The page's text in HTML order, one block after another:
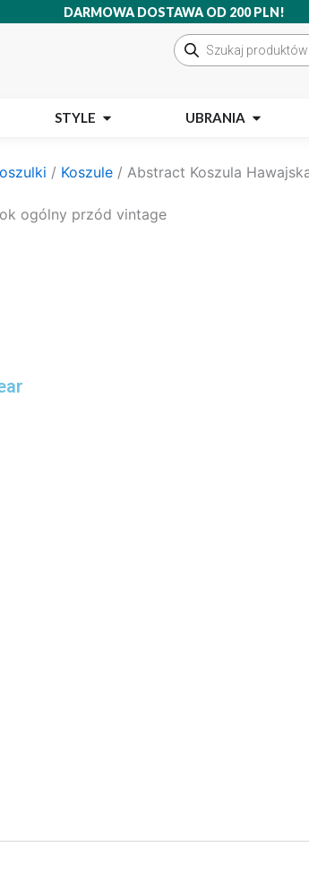
DARMOWA DOSTAWA OD 200 PLN!
Wyszukiwarka
produktów
MARKI STYLE Open STYLE UBRANIA Open
/ Koszule / Abstract Koszula